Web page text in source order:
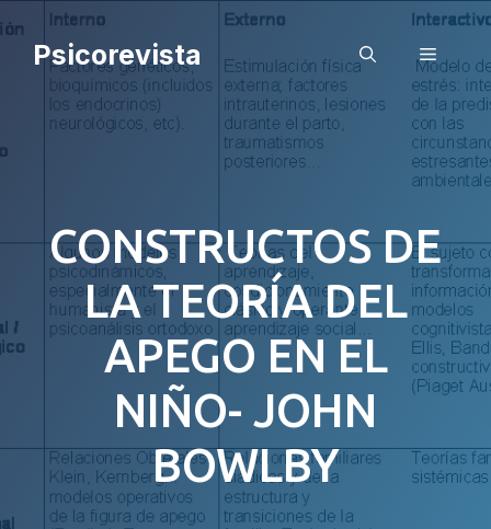
contenido
Psicorevista Menú
CONSTRUCTOS DE
LA TEORÍA DEL
APEGO EN EL
NIÑO- JOHN
BOWLBY